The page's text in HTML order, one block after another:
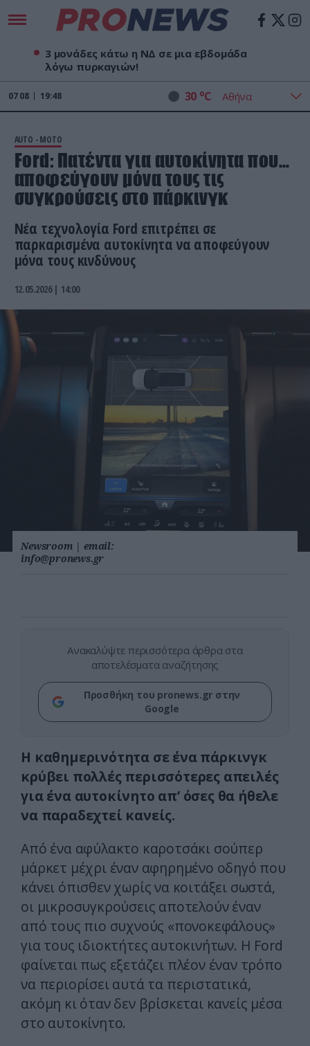
3 μονάδες κάτω η ΝΔ σε μια εβδομάδα
λόγω πυρκαγιών!
07 08 19:48 30 oC
AUTO - MOTO
Ford: Πατέντα για αυτοκίνητα που…
αποφεύγουν μόνα τους τις
συγκρούσεις στο πάρκινγκ
Νέα τεχνολογία Ford επιτρέπει σε
παρκαρισμένα αυτοκίνητα να αποφεύγουν
μόνα τους κινδύνους
12.05.2026 | 14:00
Newsroom | email:
info@pronews.gr
Ανακαλύψτε περισσότερα άρθρα στα
αποτελέσματα αναζήτησης
Προσθήκη του pronews.gr στην
Google
Η καθημερινότητα σε ένα πάρκινγκ
κρύβει πολλές περισσότερες απειλές
για ένα αυτοκίνητο απ’ όσες θα ήθελε
να παραδεχτεί κανείς.
Από ένα αφύλακτο καροτσάκι σούπερ
μάρκετ μέχρι έναν αφηρημένο οδηγό που
κάνει όπισθεν χωρίς να κοιτάξει σωστά,
οι μικροσυγκρούσεις αποτελούν έναν
από τους πιο συχνούς «πονοκεφάλους»
για τους ιδιοκτήτες αυτοκινήτων. Η Ford
φαίνεται πως εξετάζει πλέον έναν τρόπο
να περιορίσει αυτά τα περιστατικά,
ακόμη κι όταν δεν βρίσκεται κανείς μέσα
στο αυτοκίνητο.